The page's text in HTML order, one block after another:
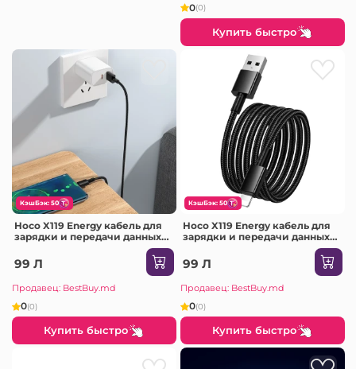
0(0)
Купить быстро
КэшБэк: 50
Hoco X119 Energy кабель для
зарядки и передачи данных
USB-C(в упаковке) черный
99 Л
Продавец: BestBuy.md
0(0)
Купить быстро
КэшБэк: 50
Hoco X119 Energy кабель для
зарядки и передачи данных
Lightning(в упаковке) черный
99 Л
Продавец: BestBuy.md
0(0)
Купить быстро